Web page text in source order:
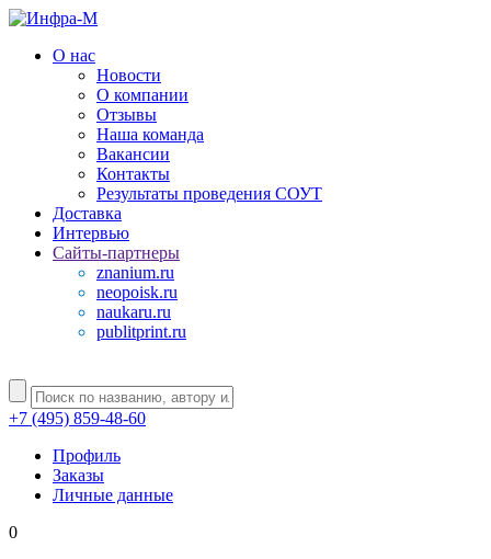
О нас
Новости
О компании
Отзывы
Наша команда
Вакансии
Контакты
Результаты проведения СОУТ
Доставка
Интервью
Сайты-партнеры
znanium.ru
neopoisk.ru
naukaru.ru
publitprint.ru
+7 (495) 859-48-60
Профиль
Заказы
Личные данные
0